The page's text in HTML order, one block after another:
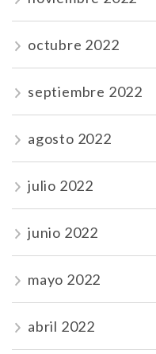
octubre 2022
septiembre 2022
agosto 2022
julio 2022
junio 2022
mayo 2022
abril 2022